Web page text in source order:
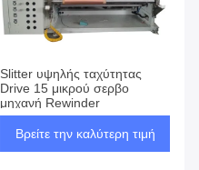
Slitter υψηλής ταχύτητας
Drive 15 μικρού σερβο
μηχανή Rewinder
Βρείτε την καλύτερη τιμή